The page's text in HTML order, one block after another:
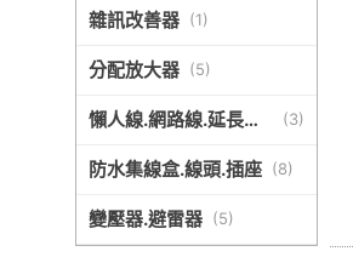
雜訊改善器 (1)
分配放大器 (5)
懶人線.網路線.延長線
(3)
防水集線盒.線頭.插座 (8)
變壓器.避雷器 (5)